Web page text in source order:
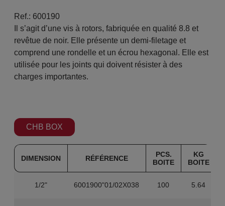
Ref.: 600190
Il s’agit d’une vis à rotors, fabriquée en qualité 8.8 et
revêtue de noir. Elle présente un demi-filetage et
comprend une rondelle et un écrou hexagonal. Elle est
utilisée pour les joints qui doivent résister à des
charges importantes.
CHB BOX
DIMENSION RÉFÉRENCE
PCS.
BOITE
KG
BOITE
1/2" 6001900"01/02X038 100 5.64